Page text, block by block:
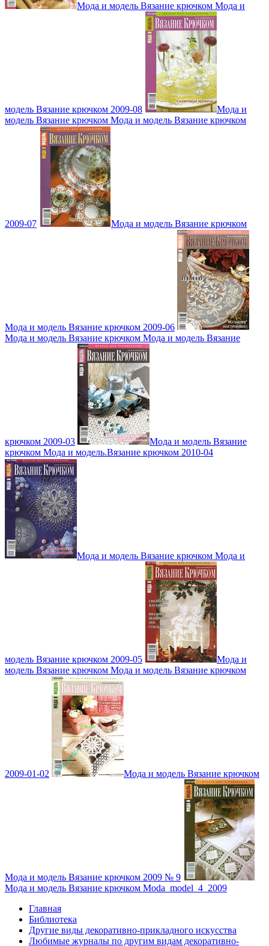
Мода и модель Вязание крючком Мода и
модель Вязание крючком 2009-08
Мода и
модель Вязание крючком Мода и модель Вязание крючком
2009-07 Мода и модель Вязание крючком
Мода и модель Вязание крючком 2009-06
Мода и модель Вязание крючком Мода и модель Вязание
крючком 2009-03
Мода и модель Вязание
крючком Мода и модель.Вязание крючком 2010-04
Мода и модель Вязание крючком Мода и
модель Вязание крючком 2009-05
Мода и
модель Вязание крючком Мода и модель Вязание крючком
2009-01-02 Мода и модель Вязание крючком
Мода и модель Вязание крючком 2009 № 9
Мода и модель Вязание крючком Moda_model_4_2009
Главная
Библиотека
Другие виды декоративно-прикладного искусства
Любимые журналы по другим видам декоративно-